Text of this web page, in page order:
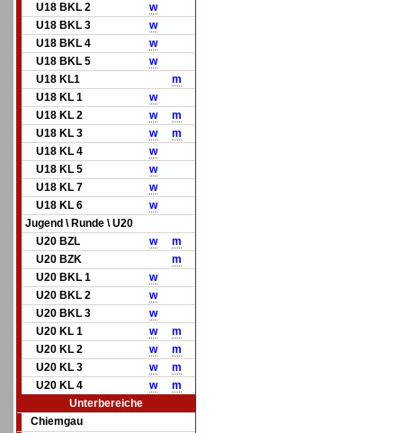
U18 BKL 2
w
U18 BKL 3
w
U18 BKL 4
w
U18 BKL 5
w
U18 KL1
m
U18 KL 1
w
U18 KL 2
w
m
U18 KL 3
w
m
U18 KL 4
w
U18 KL 5
w
U18 KL 7
w
U18 KL 6
w
Jugend \ Runde \ U20
U20 BZL
w
m
U20 BZK
m
U20 BKL 1
w
U20 BKL 2
w
U20 BKL 3
w
U20 KL 1
w
m
U20 KL 2
w
m
U20 KL 3
w
m
U20 KL 4
w
m
Unterbereiche
Chiemgau